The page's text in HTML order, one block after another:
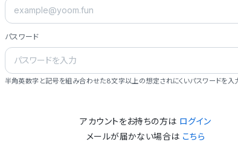
- **ミッション**: 「We Make Time」 –
- **ビジョン**: 「Global Business
### 会社概要
パスワード
半角英数字と記号を組み合わせた8文字以上の想定されにくいパスワードを入力
アカウントをお持ちの方は ログイン
メールが届かない場合は こちら